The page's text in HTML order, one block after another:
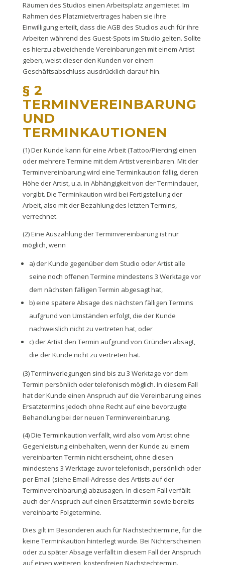
Räumen des Studios einen Arbeitsplatz angemietet. Im
Rahmen des Platzmietvertrages haben sie ihre
Einwilligung erteilt, dass die AGB des Studios auch für ihre
Arbeiten während des Guest-Spots im Studio gelten. Sollte
es hierzu abweichende Vereinbarungen mit einem Artist
geben, weist dieser den Kunden vor einem
Geschäftsabschluss ausdrücklich darauf hin.
§ 2
TERMINVEREINBARUNG
UND
TERMINKAUTIONEN
(1) Der Kunde kann für eine Arbeit (Tattoo/Piercing) einen
oder mehrere Termine mit dem Artist vereinbaren. Mit der
Terminvereinbarung wird eine Terminkaution fällig, deren
Höhe der Artist, u.a. in Abhängigkeit von der Termindauer,
vorgibt. Die Terminkaution wird bei Fertigstellung der
Arbeit, also mit der Bezahlung des letzten Termins,
verrechnet.
(2) Eine Auszahlung der Terminvereinbarung ist nur
möglich, wenn
a) der Kunde gegenüber dem Studio oder Artist alle
seine noch offenen Termine mindestens 3 Werktage vor
dem nächsten fälligen Termin abgesagt hat,
b) eine spätere Absage des nächsten fälligen Termins
aufgrund von Umständen erfolgt, die der Kunde
nachweislich nicht zu vertreten hat, oder
c) der Artist den Termin aufgrund von Gründen absagt,
die der Kunde nicht zu vertreten hat.
(3) Terminverlegungen sind bis zu 3 Werktage vor dem
Termin persönlich oder telefonisch möglich. In diesem Fall
hat der Kunde einen Anspruch auf die Vereinbarung eines
Ersatztermins jedoch ohne Recht auf eine bevorzugte
Behandlung bei der neuen Terminvereinbarung.
(4) Die Terminkaution verfällt, wird also vom Artist ohne
Gegenleistung einbehalten, wenn der Kunde zu einem
vereinbarten Termin nicht erscheint, ohne diesen
mindestens 3 Werktage zuvor telefonisch, persönlich oder
per Email (siehe Email-Adresse des Artists auf der
Terminvereinbarung) abzusagen. In diesem Fall verfällt
auch der Anspruch auf einen Ersatztermin sowie bereits
vereinbarte Folgetermine.
Dies gilt im Besonderen auch für Nachstechtermine, für die
keine Terminkaution hinterlegt wurde. Bei Nichterscheinen
oder zu später Absage verfällt in diesem Fall der Anspruch
auf einen weiteren, kostenfreien Nachstechtermin.